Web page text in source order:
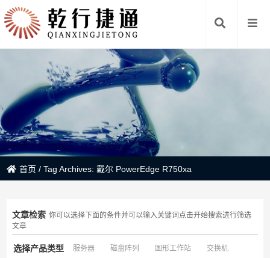
首页 /Tag Archives: 戴尔 PowerEdge R750xa
文章检索 你可以选择下面的条件并可以输入关键词点击开始搜索进行筛选
文章
选择产品类型 服务器 磁盘阵列 图形工作站
交换机